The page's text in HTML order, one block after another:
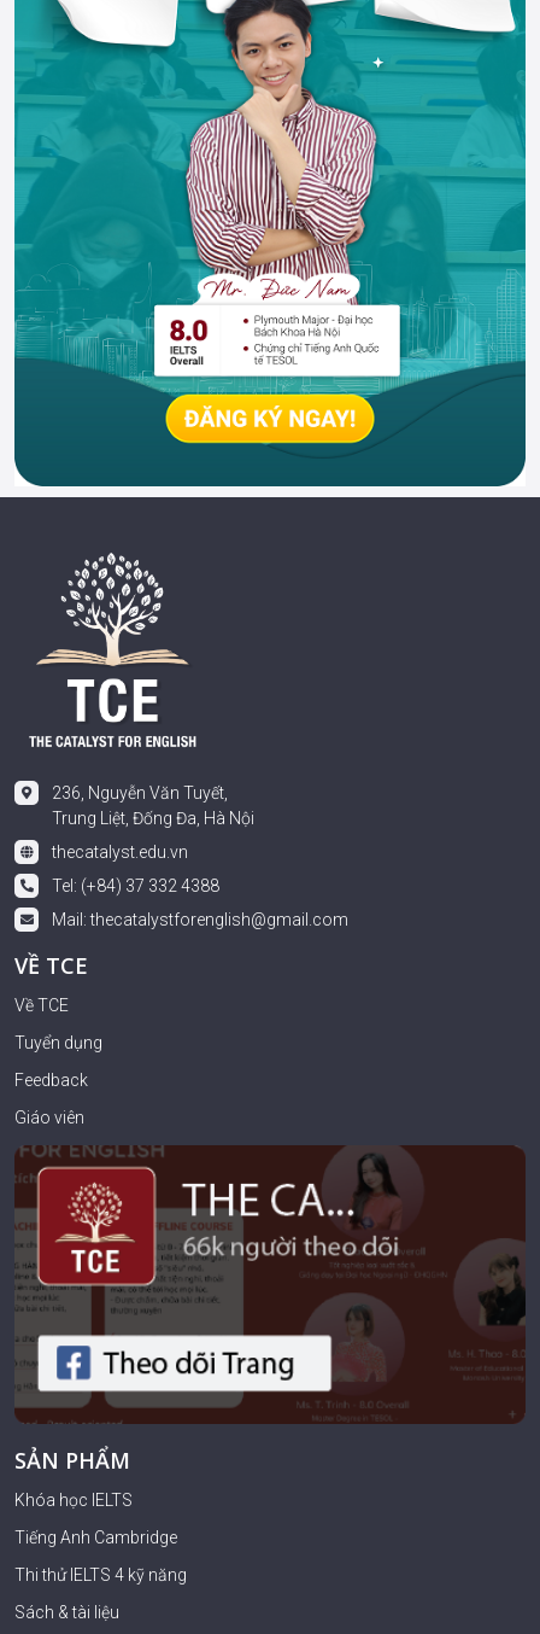
236, Nguyễn Văn Tuyết,
Trung Liệt, Đống Đa, Hà Nội
thecatalyst.edu.vn
Tel: (+84) 37 332 4388
Mail:thecatalystforenglish@gmail.com
VỀ TCE
Về TCE
Tuyển dụng
Feedback
Giáo viên
SẢN PHẨM
Khóa học IELTS
Tiếng Anh Cambridge
Thi thử IELTS 4 kỹ năng
Sách & tài liệu